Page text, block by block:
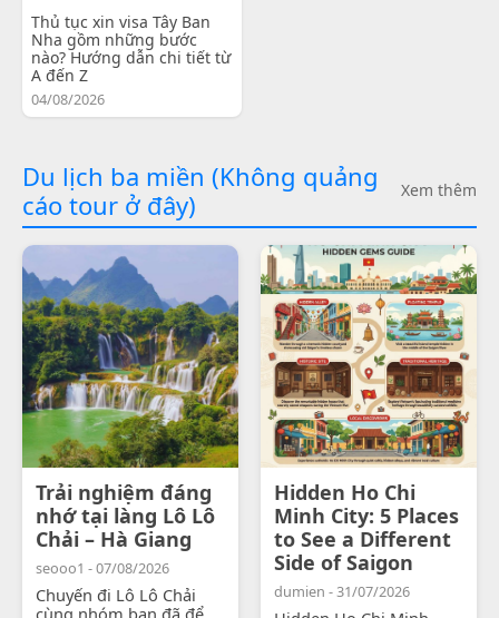
Thủ tục xin visa Tây Ban
Nha gồm những bước
nào? Hướng dẫn chi tiết từ
A đến Z
04/08/2026
Du lịch ba miền (Không quảng
cáo tour ở đây)
Xem thêm
Trải nghiệm đáng
nhớ tại làng Lô Lô
Chải – Hà Giang
seooo1 - 07/08/2026
Chuyến đi Lô Lô Chải
cùng nhóm bạn đã để
Hidden Ho Chi
Minh City: 5 Places
to See a Different
Side of Saigon
dumien - 31/07/2026